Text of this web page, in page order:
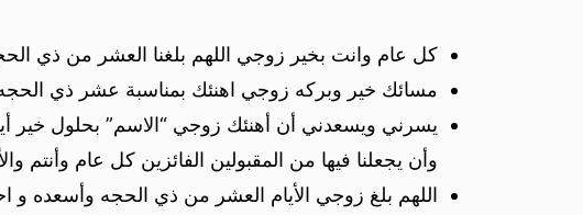
كل عام وانت بخير زوجي اللهم بلغنا العشر من ذي
مسائك خير وبركه زوجي اهنئك بمناسبة عشر ذي
يسرني ويسعدني أن أهنئك زوجي “الاسم” بحلول خير
وأن يجعلنا فيها من المقبولين الفائزين كل عام وأنتم
اللهم بلغ زوجي الأيام العشر من ذي الحجه وأسعده و